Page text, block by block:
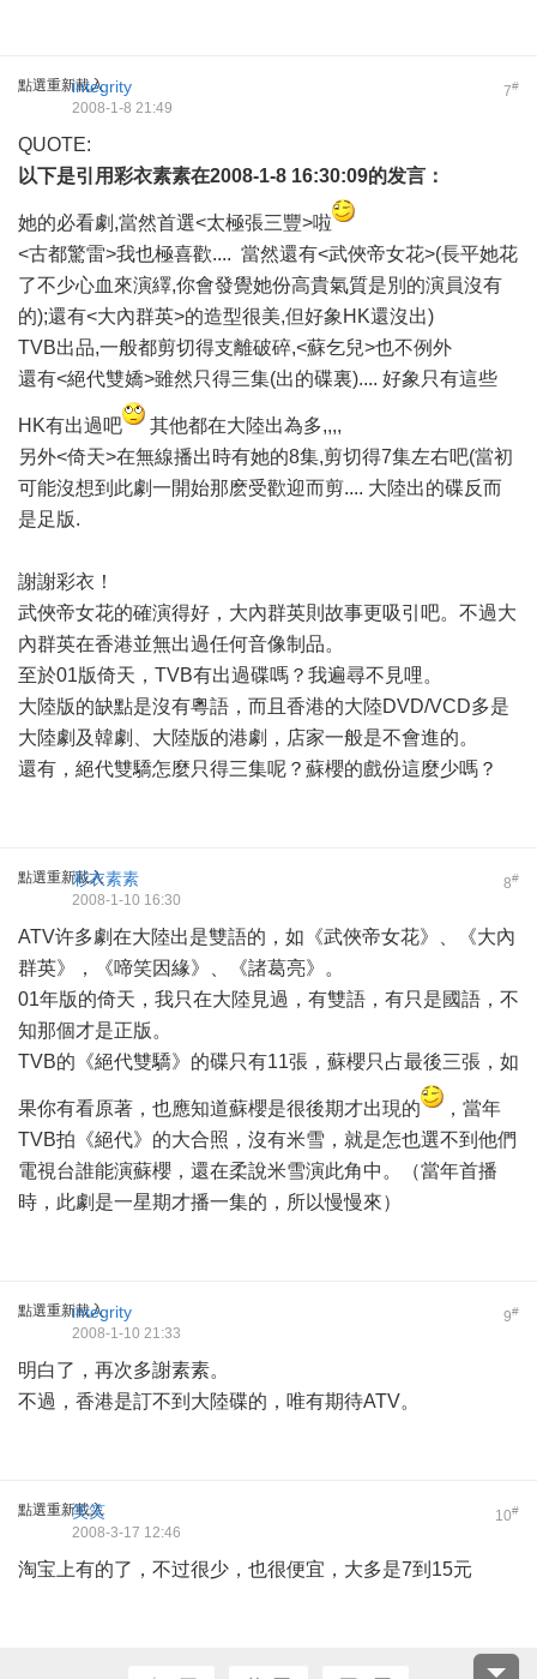
點選重新載入 7#
integrity
2008-1-8 21:49
QUOTE:
以下是引用彩衣素素在2008-1-8 16:30:09的发言：
她的必看劇,當然首選<太極張三豐>啦
<古都驚雷>我也極喜歡.... 當然還有<武俠帝女花>(長平她花
了不少心血來演繹,你會發覺她份高貴氣質是別的演員沒有
的);還有<大內群英>的造型很美,但好象HK還沒出)
TVB出品,一般都剪切得支離破碎,<蘇乞兒>也不例外
還有<絕代雙嬌>雖然只得三集(出的碟裏).... 好象只有這些
HK有出過吧
其他都在大陸出為多,,,,
另外<倚天>在無線播出時有她的8集,剪切得7集左右吧(當初
可能沒想到此劇一開始那麽受歡迎而剪.... 大陸出的碟反而
是足版.
謝謝彩衣！
武俠帝女花的確演得好，大內群英則故事更吸引吧。不過大
內群英在香港並無出過任何音像制品。
至於01版倚天，TVB有出過碟嗎？我遍尋不見哩。
大陸版的缺點是沒有粵語，而且香港的大陸DVD/VCD多是
大陸劇及韓劇、大陸版的港劇，店家一般是不會進的。
還有，絕代雙驕怎麼只得三集呢？蘇櫻的戲份這麼少嗎？
點選重新載入 8#
彩衣素素
2008-1-10 16:30
ATV许多劇在大陸出是雙語的，如《武俠帝女花》、《大內
群英》，《啼笑因緣》、《諸葛亮》。
01年版的倚天，我只在大陸見過，有雙語，有只是國語，不
知那個才是正版。
TVB的《絕代雙驕》的碟只有11張，蘇櫻只占最後三張，如
果你有看原著，也應知道蘇櫻是很後期才出現的
，當年
TVB拍《絕代》的大合照，沒有米雪，就是怎也選不到他們
電視台誰能演蘇櫻，還在柔說米雪演此角中。（當年首播
時，此劇是一星期才播一集的，所以慢慢來）
點選重新載入 9#
integrity
2008-1-10 21:33
明白了，再次多謝素素。
不過，香港是訂不到大陸碟的，唯有期待ATV。
點選重新載入 10#
笑笑
2008-3-17 12:46
淘宝上有的了，不过很少，也很便宜，大多是7到15元